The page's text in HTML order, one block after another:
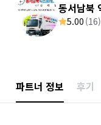
동서남북
5.00 (16)
파트너 정보 후기